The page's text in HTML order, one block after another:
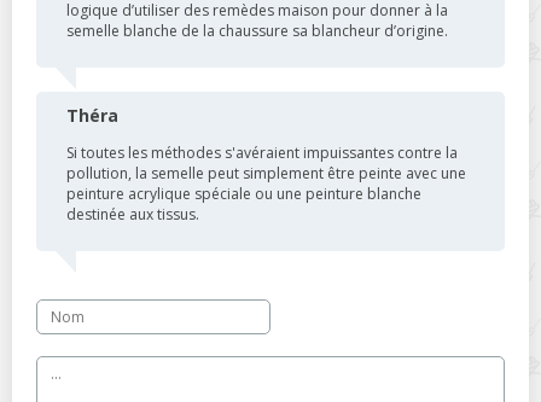
logique d’utiliser des remèdes maison pour donner à la
semelle blanche de la chaussure sa blancheur d’origine.
Théra
Si toutes les méthodes s'avéraient impuissantes contre la
pollution, la semelle peut simplement être peinte avec une
peinture acrylique spéciale ou une peinture blanche
destinée aux tissus.